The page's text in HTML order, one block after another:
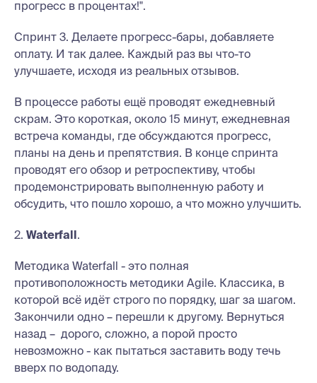
прогресс в процентах!".
Спринт 3. Делаете прогресс-бары, добавляете
оплату. И так далее. Каждый раз вы что-то
улучшаете, исходя из реальных отзывов.
В процессе работы ещё проводят ежедневный
скрам. Это короткая, около 15 минут, ежедневная
встреча команды, где обсуждаются прогресс,
планы на день и препятствия. В конце спринта
проводят его обзор и ретроспективу, чтобы
продемонстрировать выполненную работу и
обсудить, что пошло хорошо, а что можно улучшить.
2. Waterfall.
Методика Waterfall - это полная
противоположность методики Agile. Классика, в
которой всё идёт строго по порядку, шаг за шагом.
Закончили одно – перешли к другому. Вернуться
назад – дорого, сложно, а порой просто
невозможно - как пытаться заставить воду течь
вверх по водопаду.